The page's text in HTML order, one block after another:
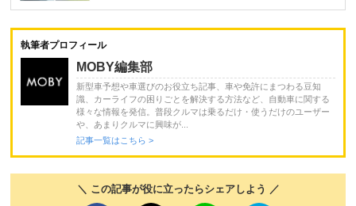
執筆者プロフィール
MOBY編集部
新型車予想や車選びのお役立ち記事、車や免許にまつわる豆知
識、カーライフの困りごとを解決する方法など、自動車に関する
様々な情報を発信。普段クルマは乗るだけ・使うだけのユーザー
や、あまりクルマに興味が...
記事一覧はこちら >
＼ この記事が役に立ったらシェアしよう ／